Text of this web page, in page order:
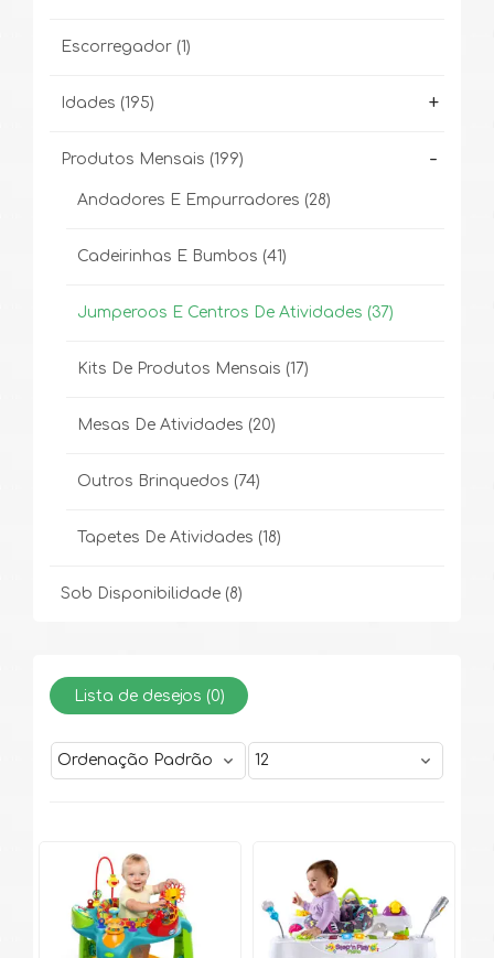
Escorregador (1)
Idades +
(195)
Produtos Mensais -
(199)
Andadores E Empurradores (28)
Cadeirinhas E Bumbos (41)
Jumperoos E Centros De Atividades (37)
Kits De Produtos Mensais (17)
Mesas De Atividades (20)
Outros Brinquedos (74)
Tapetes De Atividades (18)
Sob Disponibilidade (8)
Lista de desejos (0)